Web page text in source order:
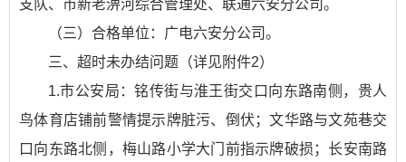
支队、市新老淠河综合管理处、联通六安分公司。
（三）合格单位：广电六安分公司。
三、超时未办结问题（详见附件2）
1.市公安局：铭传街与淮王街交口向东路南侧，贵人
鸟体育店铺前警情提示牌脏污、倒伏；文华路与文苑巷交
口向东路北侧，梅山路小学大门前指示牌破损；长安南路